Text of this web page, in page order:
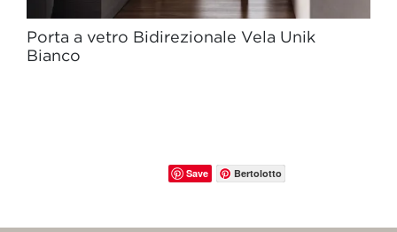
Porta a vetro Bidirezionale Vela Unik
Bianco
Save Bertolotto